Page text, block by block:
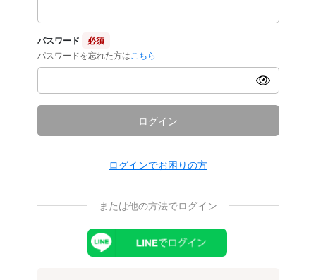
パスワード
必須
パスワードを忘れた方は こちら
ログイン
ログインでお困りの方
または他の方法でログイン